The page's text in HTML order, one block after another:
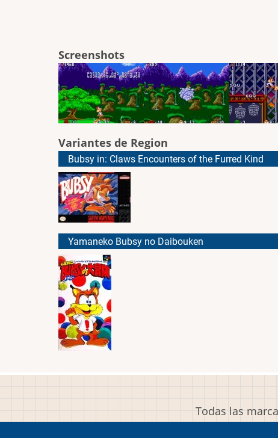
Screenshots
Variantes de Region
Bubsy in: Claws Encounters of the Furred Kind
Yamaneko Bubsy no Daibouken
Todas las